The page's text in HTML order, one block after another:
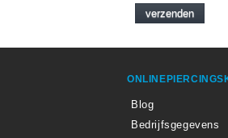
Blog
Bedrijfsgegevens